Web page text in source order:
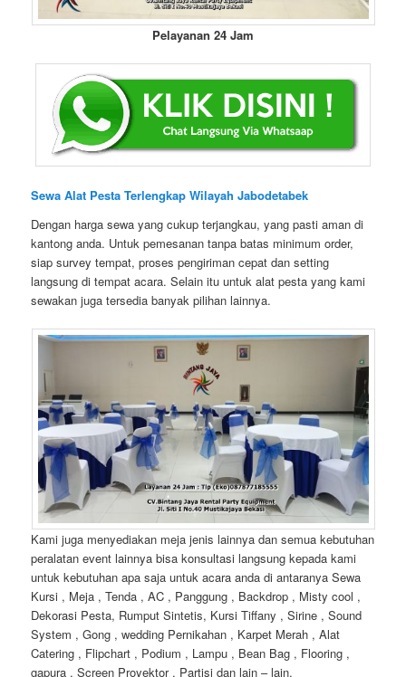
Pelayanan 24 Jam
Sewa Alat Pesta Terlengkap Wilayah Jabodetabek
Dengan harga sewa yang cukup terjangkau, yang pasti aman di
kantong anda. Untuk pemesanan tanpa batas minimum order,
siap survey tempat, proses pengiriman cepat dan setting
langsung di tempat acara. Selain itu untuk alat pesta yang kami
sewakan juga tersedia banyak pilihan lainnya.
Kami juga menyediakan meja jenis lainnya dan semua kebutuhan
peralatan event lainnya bisa konsultasi langsung kepada kami
untuk kebutuhan apa saja untuk acara anda di antaranya Sewa
Kursi , Meja , Tenda , AC , Panggung , Backdrop , Misty cool ,
Dekorasi Pesta, Rumput Sintetis, Kursi Tiffany , Sirine , Sound
System , Gong , wedding Pernikahan , Karpet Merah , Alat
Catering , Flipchart , Podium , Lampu , Bean Bag , Flooring ,
gapura , Screen Proyektor , Partisi dan lain – lain.